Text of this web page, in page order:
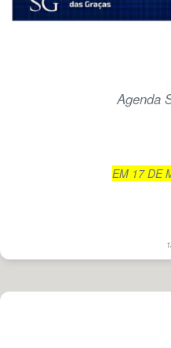
Agenda
EM 17 DE